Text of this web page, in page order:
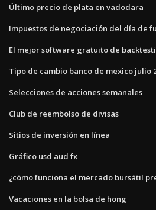
Último precio de plata en vadodara
Impuestos de negociación del día de
El mejor software gratuito de
Tipo de cambio banco de mexico julio
Selecciones de acciones semanales
Club de reembolso de divisas
Sitios de inversión en línea
Gráfico usd aud fx
¿cómo funciona el mercado bursátil
Vacaciones en la bolsa de hong